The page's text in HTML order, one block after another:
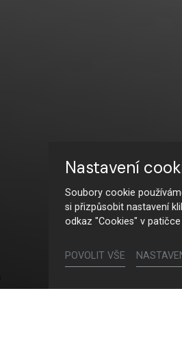
Nastavení
Soubory cookie
si přizpůsobit nastavení
odkaz "Cookies" v patičce
POVOLIT VŠE